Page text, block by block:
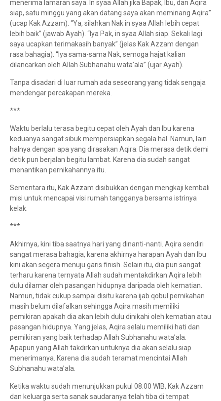
menerima lamaran saya. In syaa Allah jika Bapak, Ibu, dan Aqira
siap, satu minggu yang akan datang saya akan meminang Aqira”
(ucap Kak Azzam). “Ya, silahkan Nak in syaa Allah lebih cepat
lebih baik” (jawab Ayah). “Iya Pak, in syaa Allah siap. Sekali lagi
saya ucapkan terimakasih banyak” (jelas Kak Azzam dengan
rasa bahagia). “Iya sama-sama Nak, semoga hajat kalian
dilancarkan oleh Allah Subhanahu wata’ala” (ujar Ayah).
Tanpa disadari di luar rumah ada seseorang yang tidak sengaja
mendengar percakapan mereka.
***
Waktu berlalu terasa begitu cepat oleh Ayah dan Ibu karena
keduanya sangat sibuk mempersiapkan segala hal. Namun, lain
halnya dengan apa yang dirasakan Aqira. Dia merasa detik demi
detik pun berjalan begitu lambat. Karena dia sudah sangat
menantikan pernikahannya itu.
Sementara itu, Kak Azzam disibukkan dengan mengkaji kembali
misi untuk mencapai visi rumah tangganya bersama istrinya
kelak.
***
Akhirnya, kini tiba saatnya hari yang dinanti-nanti. Aqira sendiri
sangat merasa bahagia, karena akhirnya harapan Ayah dan Ibu
kini akan segera menuju garis finish. Selain itu, dia pun sangat
terharu karena ternyata Allah sudah mentakdirkan Aqira lebih
dulu dilamar oleh pasangan hidupnya daripada oleh kematian.
Namun, tidak cukup sampai disitu karena ijab qobul pernikahan
masih belum dilafalkan sehingga Aqira masih memiliki
pemikiran apakah dia akan lebih dulu dinikahi oleh kematian atau
pasangan hidupnya. Yang jelas, Aqira selalu memiliki hati dan
pemikiran yang baik terhadap Allah Subhanahu wata’ala.
Apapun yang Allah takdirkan untuknya dia akan selalu siap
menerimanya. Karena dia sudah teramat mencintai Allah
Subhanahu wata’ala.
Ketika waktu sudah menunjukkan pukul 08.00 WIB, Kak Azzam
dan keluarga serta sanak saudaranya telah tiba di tempat